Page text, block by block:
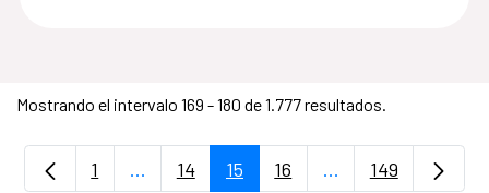
Mostrando el intervalo 169 - 180 de 1.777 resultados.
Página
1 ...Páginas intermedias Use TAB para
Página
14 Página
15 Página
16 ...PáginasPágina
149